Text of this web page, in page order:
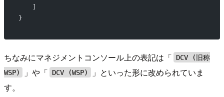
    ]
}
ちなみにマネジメントコンソール上の表記は「
DCV (旧称
WSP)
」や「 DCV (WSP)
」といった形に改められていま
す。